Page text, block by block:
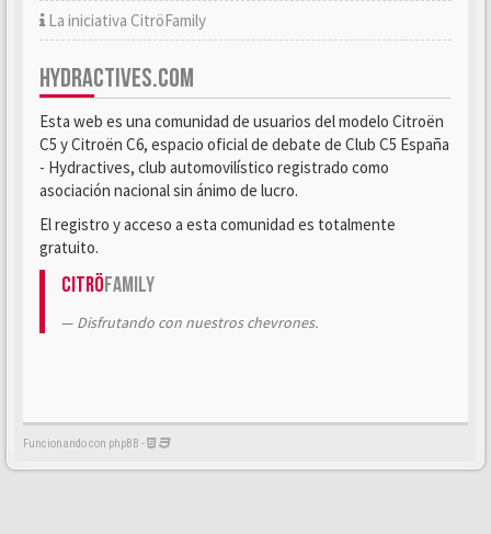
La iniciativa CitröFamily
HYDRACTIVES.COM
Esta web es una comunidad de usuarios del modelo Citroën
C5 y Citroën C6, espacio oficial de debate de Club C5 España
- Hydractives, club automovilístico registrado como
asociación nacional sin ánimo de lucro.
El registro y acceso a esta comunidad es totalmente
gratuito.
CitröFamily
Disfrutando con nuestros chevrones.
Funcionando con phpBB -